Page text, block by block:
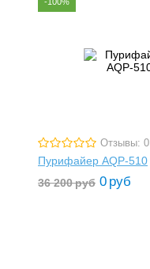
Отзывы: 0
Пурифайер AQP-510
36 200руб 0 руб